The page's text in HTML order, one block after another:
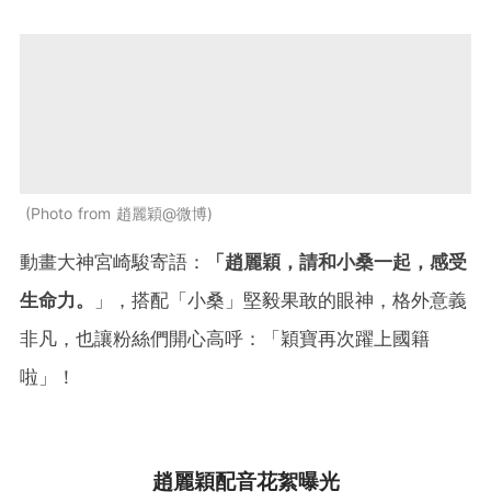
Photo from 趙麗穎@微博
動畫大神宮崎駿寄語：
「趙麗穎，請和小桑一起，感受
生命力。
」，搭配「小桑」堅毅果敢的眼神，格外意義
非凡，也讓粉絲們開心高呼：「穎寶再次躍上國籍
啦」！
趙麗穎配音花絮曝光